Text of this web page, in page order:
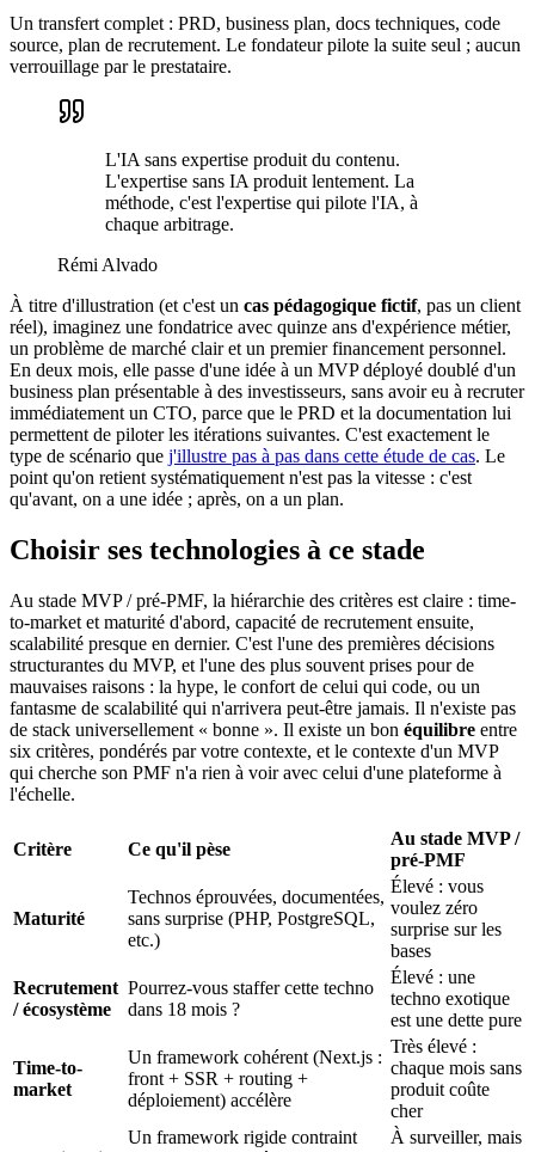
Un transfert complet : PRD, business plan, docs techniques, code
source, plan de recrutement. Le fondateur pilote la suite seul ; aucun
verrouillage par le prestataire.
L'IA sans expertise produit du contenu.
L'expertise sans IA produit lentement. La
méthode, c'est l'expertise qui pilote l'IA, à
chaque arbitrage.
Rémi Alvado
À titre d'illustration (et c'est un cas pédagogique fictif, pas un client
réel), imaginez une fondatrice avec quinze ans d'expérience métier,
un problème de marché clair et un premier financement personnel.
En deux mois, elle passe d'une idée à un MVP déployé doublé d'un
business plan présentable à des investisseurs, sans avoir eu à recruter
immédiatement un CTO, parce que le PRD et la documentation lui
permettent de piloter les itérations suivantes. C'est exactement le
type de scénario que j'illustre pas à pas dans cette étude de cas. Le
point qu'on retient systématiquement n'est pas la vitesse : c'est
qu'avant, on a une idée ; après, on a un plan.
Choisir ses technologies à ce stade
Au stade MVP / pré-PMF, la hiérarchie des critères est claire : time-
to-market et maturité d'abord, capacité de recrutement ensuite,
scalabilité presque en dernier. C'est l'une des premières décisions
structurantes du MVP, et l'une des plus souvent prises pour de
mauvaises raisons : la hype, le confort de celui qui code, ou un
fantasme de scalabilité qui n'arrivera peut-être jamais. Il n'existe pas
de stack universellement « bonne ». Il existe un bon équilibre entre
six critères, pondérés par votre contexte, et le contexte d'un MVP
qui cherche son PMF n'a rien à voir avec celui d'une plateforme à
l'échelle.
Critère Ce qu'il pèse
Au stade MVP /
pré-PMF
Maturité
Technos éprouvées, documentées,
sans surprise (PHP, PostgreSQL,
etc.)
Élevé : vous
voulez zéro
surprise sur les
bases
Recrutement
/ écosystème
Pourrez-vous staffer cette techno
dans 18 mois ?
Élevé : une
techno exotique
est une dette pure
Time-to-
market
Un framework cohérent (Next.js :
front + SSR + routing +
déploiement) accélère
Très élevé :
chaque mois sans
produit coûte
cher
Un framework rigide contraint
À surveiller, mais